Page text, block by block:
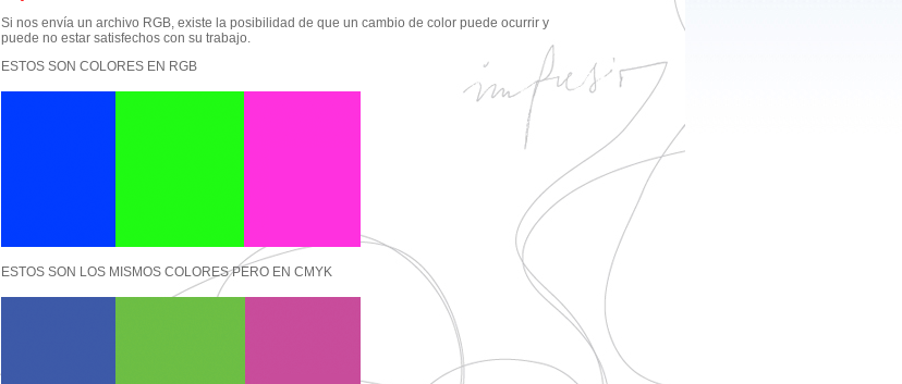
Si nos envía un archivo RGB, existe la posibilidad de que un cambio de color puede ocurrir y
puede no estar satisfechos con su trabajo.
ESTOS SON COLORES EN RGB
ESTOS SON LOS MISMOS COLORES PERO EN CMYK